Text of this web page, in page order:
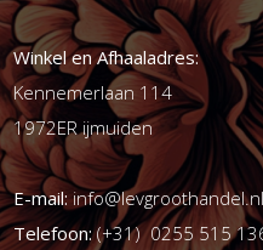
Winkel en Afhaaladres:
Kennemerlaan 114
1972ER ijmuiden
E-mail:info@levgroothandel.nl
Telefoon:(+31) 0255 515